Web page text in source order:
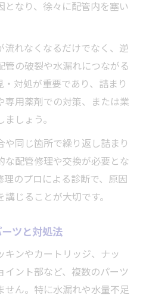
となり、徐々に配管内を塞い
流れなくなるだけでなく、逆
管の破裂や水漏れにつながる
対処が重要であり、詰まり
専用薬剤での対策、または業
しょう。
や同じ箇所で繰り返し詰まり
な配管修理や交換が必要とな
のプロによる診断で、原因
じることが大切です。
ツと対処法
キンやカートリッジ、ナッ
イント部など、複数のパーツ
せん。特に水漏れや水量不足